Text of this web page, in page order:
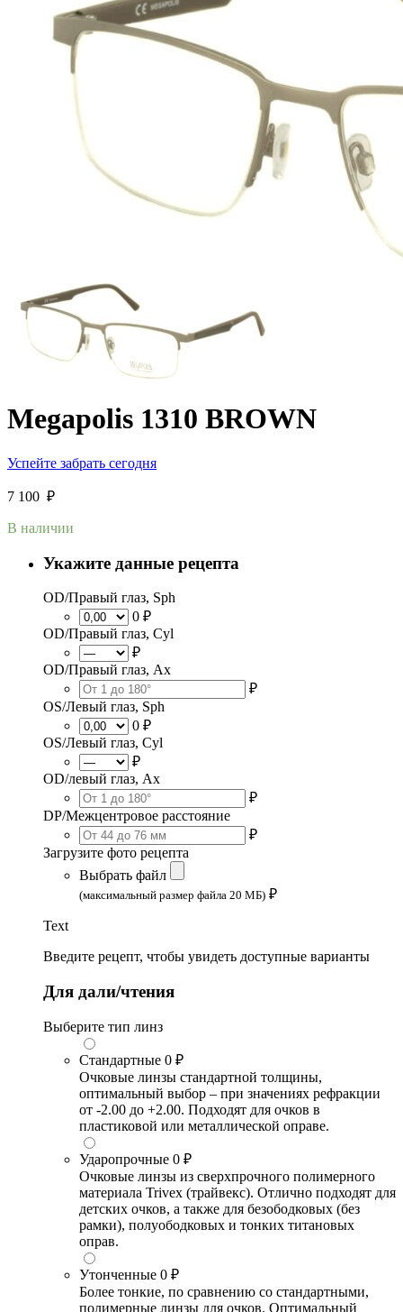
Megapolis 1310 BROWN
Успейте забрать сегодня
7 100 ₽
В наличии
Укажите данные рецепта
OD/Правый глаз, Sph
0 ₽
OD/Правый глаз, Cyl
₽
OD/Правый глаз, Ax
₽
OS/Левый глаз, Sph
0 ₽
OS/Левый глаз, Cyl
₽
OD/левый глаз, Ax
₽
DP/Межцентровое расстояние
₽
Загрузите фото рецепта
Выбрать файл
(максимальный размер файла 20 МБ) ₽
Text
Введите рецепт, чтобы увидеть доступные варианты
Для дали/чтения
Выберите тип линз
Стандартные 0 ₽
Очковые линзы стандартной толщины,
оптимальный выбор – при значениях рефракции
от -2.00 до +2.00. Подходят для очков в
пластиковой или металлической оправе.
Ударопрочные 0 ₽
Очковые линзы из сверхпрочного полимерного
материала Trivex (трайвекс). Отлично подходят для
детских очков, а также для безободковых (без
рамки), полуободковых и тонких титановых
оправ.
Утонченные 0 ₽
Более тонкие, по сравнению со стандартными,
полимерные линзы для очков. Оптимальный